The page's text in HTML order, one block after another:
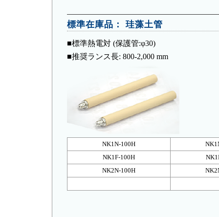
標準在庫品： 珪藻土管
■標準熱電対 (保護管:φ30)
■推奨ランス長: 800-2,000 mm
NK1N-100H
NK1F-100H
NK2N-100H